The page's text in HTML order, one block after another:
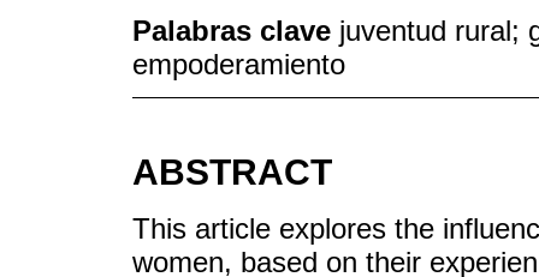
Palabras clave juventud rural;
empoderamiento
ABSTRACT
This article explores the
women, based on their